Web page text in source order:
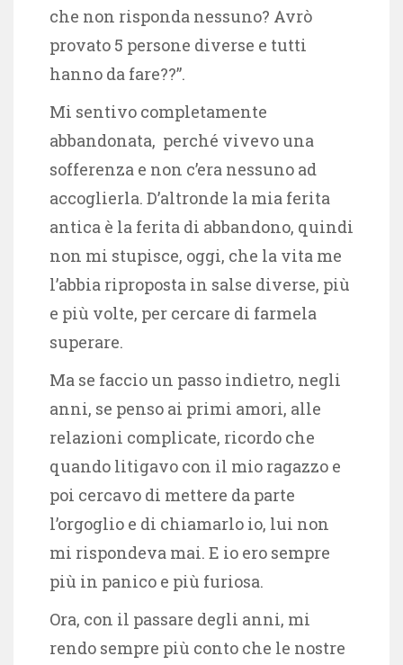
che non risponda nessuno? Avrò
provato 5 persone diverse e tutti
hanno da fare??”.
Mi sentivo completamente
abbandonata, perché vivevo una
sofferenza e non c’era nessuno ad
accoglierla. D’altronde la mia ferita
antica è la ferita di abbandono, quindi
non mi stupisce, oggi, che la vita me
l’abbia riproposta in salse diverse, più
e più volte, per cercare di farmela
superare.
Ma se faccio un passo indietro, negli
anni, se penso ai primi amori, alle
relazioni complicate, ricordo che
quando litigavo con il mio ragazzo e
poi cercavo di mettere da parte
l’orgoglio e di chiamarlo io, lui non
mi rispondeva mai. E io ero sempre
più in panico e più furiosa.
Ora, con il passare degli anni, mi
rendo sempre più conto che le nostre